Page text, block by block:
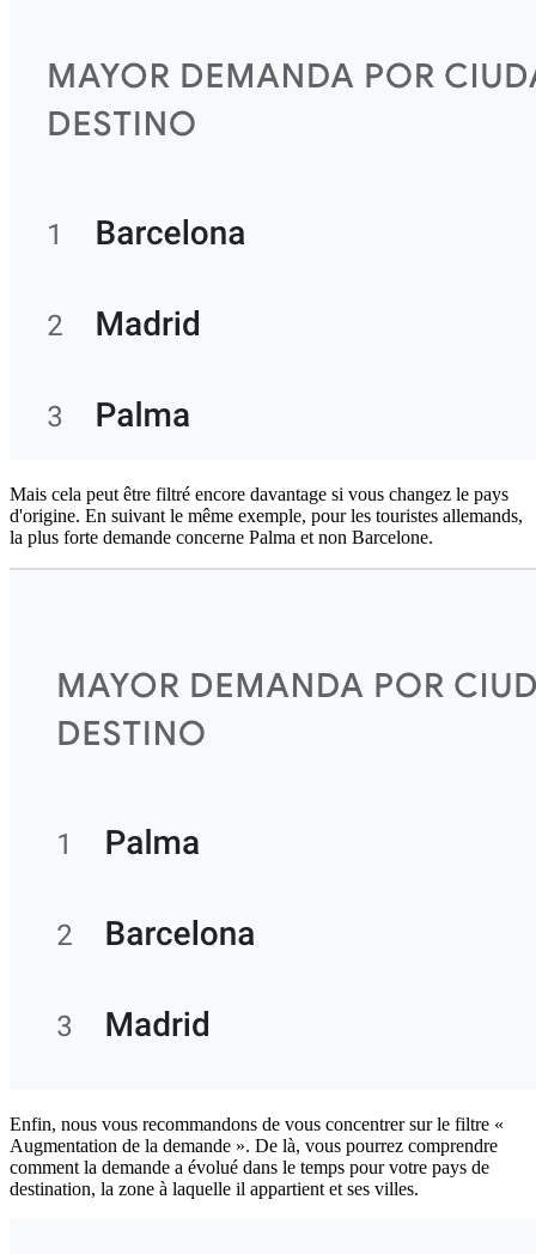
Mais cela peut être filtré encore davantage si vous changez le pays
d'origine. En suivant le même exemple, pour les touristes allemands,
la plus forte demande concerne Palma et non Barcelone.
Enfin, nous vous recommandons de vous concentrer sur le filtre «
Augmentation de la demande ». De là, vous pourrez comprendre
comment la demande a évolué dans le temps pour votre pays de
destination, la zone à laquelle il appartient et ses villes.